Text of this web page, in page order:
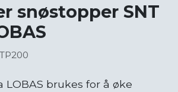
snøstopper SNT
LOBAS brukes for å øke